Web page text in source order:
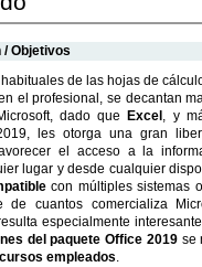
Objetivos
de las hojas de
el profesional, se decantan
dado que
Excel , y
les otorga una gran
el acceso a la
lugar y desde cualquier
con múltiples sistemas
de cuantos comercializa
especialmente
del paquete Office 2019se
empleados.